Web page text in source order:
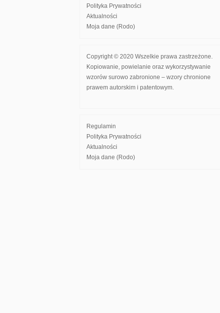
Polityka Prywatności
Aktualności
Moja dane (Rodo)
Copyright © 2020 Wszelkie prawa zastrzeżone.
Kopiowanie, powielanie oraz wykorzystywanie
wzorów surowo zabronione – wzory chronione
prawem autorskim i patentowym.
Regulamin
Polityka Prywatności
Aktualności
Moja dane (Rodo)